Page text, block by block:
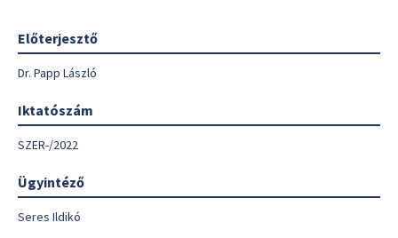
Előterjesztő
Dr. Papp László
Iktatószám
SZER-/2022
Ügyintéző
Seres Ildikó